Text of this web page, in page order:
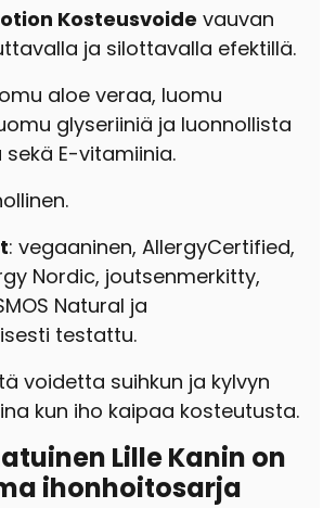
Kosteusvoide vauvan
ja silottavalla efektillä.
aloe veraa, luomu
glyseriiniä ja luonnollista
E-vitamiinia.
: vegaaninen, AllergyCertified,
Nordic, joutsenmerkitty,
Natural ja
testattu.
voidetta suihkun ja kylvyn
kun iho kaipaa kosteutusta.
Lille Kanin on
ihonhoitosarja